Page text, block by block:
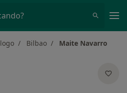
Bilbao Maite Navarro